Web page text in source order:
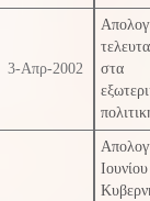
3-Απρ-2002
στα